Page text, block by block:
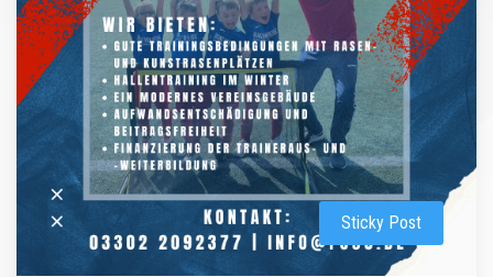
Sticky Post